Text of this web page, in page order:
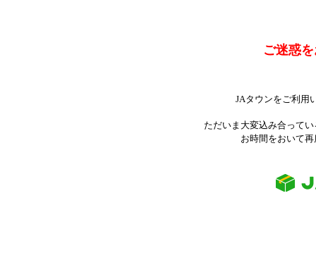
ご迷惑
JAタウンをご利用
ただいま大変込み合って
お時間をおいて